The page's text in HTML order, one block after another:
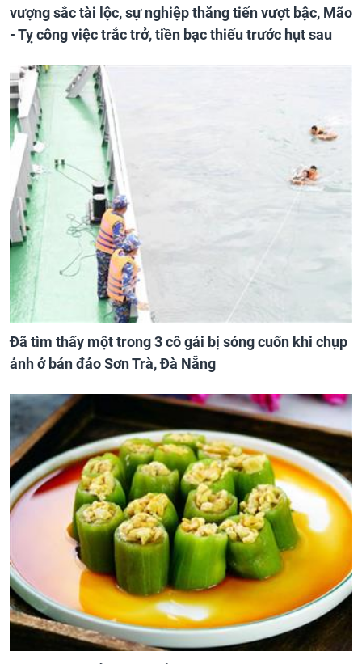
vượng sắc tài lộc, sự nghiệp thăng tiến vượt bậc, Mão
- Tỵ công việc trắc trở, tiền bạc thiếu trước hụt sau
Đã tìm thấy một trong 3 cô gái bị sóng cuốn khi chụp
ảnh ở bán đảo Sơn Trà, Đà Nẵng